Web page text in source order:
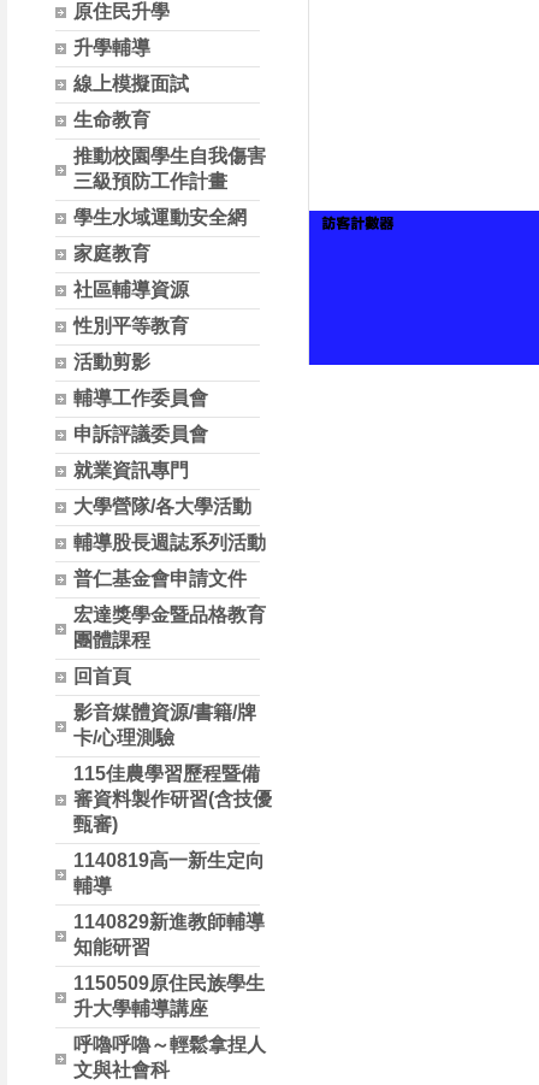
原住民升學
升學輔導
線上模擬面試
生命教育
推動校園學生自我傷害
三級預防工作計畫
學生水域運動安全網
家庭教育
社區輔導資源
性別平等教育
活動剪影
輔導工作委員會
申訴評議委員會
就業資訊專門
大學營隊/各大學活動
輔導股長週誌系列活動
普仁基金會申請文件
宏達獎學金暨品格教育
團體課程
回首頁
影音媒體資源/書籍/牌
卡/心理測驗
115佳農學習歷程暨備
審資料製作研習(含技優
甄審)
1140819高一新生定向
輔導
1140829新進教師輔導
知能研習
1150509原住民族學生
升大學輔導講座
呼嚕呼嚕～輕鬆拿捏人
文與社會科